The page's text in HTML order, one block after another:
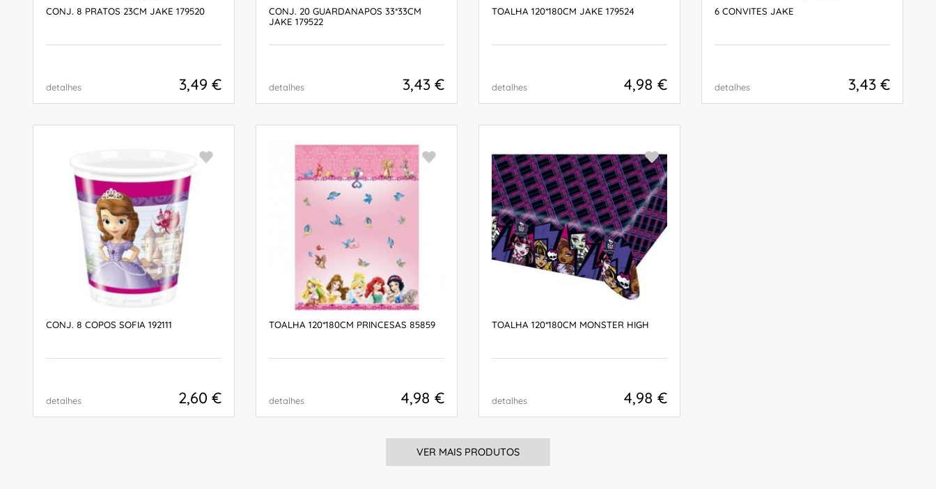
CONJ. 8 PRATOS 23CM JAKE 179520
detalhes 3,49 €
COMPRAR
CONJ. 20 GUARDANAPOS 33*33CM
JAKE 179522
detalhes 3,43 €
COMPRAR
TOALHA 120*180CM JAKE 179524
detalhes 4,98 €
COMPRAR
6 CONVITES JAKE
detalhes 3,43 €
CONJ. 8 COPOS SOFIA 192111
detalhes 2,60 €
TOALHA 120*180CM PRINCESAS 85859
detalhes 4,98 €
COMPRAR
TOALHA 120*180CM MONSTER HIGH
detalhes 4,98 €
VER MAIS PRODUTOS